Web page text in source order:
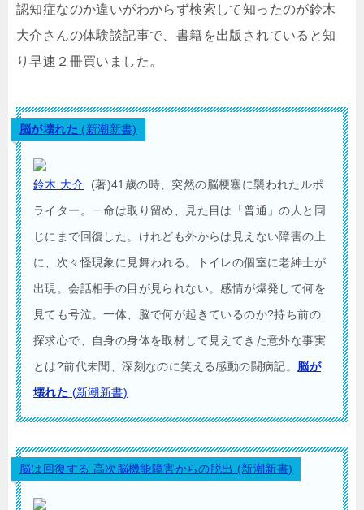
認知症なのか違いがわからず検索して知ったのが鈴木
大介さんの体験談記事で、書籍を出版されていると知
り早速２冊買いました。
脳が壊れた (新潮新書)
鈴木 大介 (著)41歳の時、突然の脳梗塞に襲われたルポ
ライター。一命は取り留め、見た目は「普通」の人と同
じにまで回復した。けれども外からは見えない障害の上
に、次々怪現象に見舞われる。トイレの個室に老紳士が
出現。会話相手の目が見られない。感情が爆発して何を
見ても号泣。一体、脳で何が起きているのか?持ち前の
探求心で、自身の身体を取材して見えてきた意外な事実
とは?前代未聞、深刻なのに笑える感動の闘病記。 脳が
壊れた (新潮新書)
脳は回復する 高次脳機能障害からの脱出 (新潮新書)